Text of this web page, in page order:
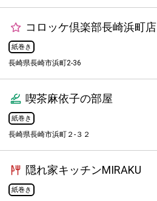
コロッケ倶楽部長崎浜町店
紙巻き
長崎県長崎市浜町2-36
喫茶麻依子の部屋
紙巻き
長崎県長崎市浜町２-３２
隠れ家キッチンMIRAKU
紙巻き